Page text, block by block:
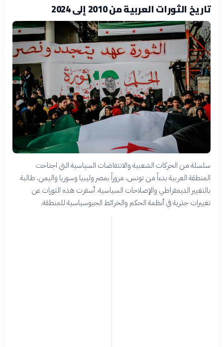
تاريخ الثورات العربية من 2010 إلى 2024
سلسلة من الحركات الشعبية والانتفاضات السياسية التي اجتاحت
المنطقة العربية بدءاً من تونس، مروراً بمصر وليبيا وسوريا واليمن، طالبة
بالتغيير الديمقراطي والإصلاحات السياسية. أسفرت هذه الثورات عن
تغييرات جذرية في أنظمة الحكم والخرائط الجيوسياسية للمنطقة.